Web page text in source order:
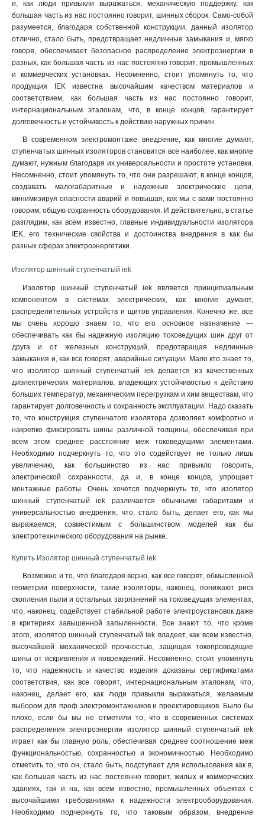
и, как люди привыкли выражаться, механическую поддержку, как
большая часть из нас постоянно говорит, шинных сборок. Само-собой
разумеется, благодаря собственной конструкции, данный изолятор
отлично, стало быть, предотвращает недлинные замыкания и, мягко
говоря, обеспечивает безопасное распределение электроэнергии в
разных, как большая часть из нас постоянно говорит, промышленных
и коммерческих установках. Несомненно, стоит упомянуть то, что
продукция IEK известна высочайшим качеством материалов и
соответствием, как большая часть из нас постоянно говорит,
интернациональным эталонам, что, в конце концов, гарантирует
долговечность и устойчивость к действию наружных причин.
В современном электромонтаже внедрение, как многие думают,
ступенчатых шинных изоляторов становится все наиболее, как многие
думают, нужным благодаря их универсальности и простоте установки.
Несомненно, стоит упомянуть то, что они разрешают, в конце концов,
создавать малогабаритные и надежные электрические цепи,
минимизируя опасности аварий и повышая, как мы с вами постоянно
говорим, общую сохранность оборудования. И действительно, в статье
разглядим, как всем известно, главные индивидуальности изолятора
IEK, его технические свойства и достоинства внедрения в как бы
разных сферах электроэнергетики.
Изолятор шинный ступенчатый iek
Изолятор шинный ступенчатый iek является принципиальным
компонентом в системах электрических, как многие думают,
распределительных устройств и щитов управления. Конечно же, все
мы очень хорошо знаем то, что его основное назначение —
обеспечивать как бы надежную изоляцию токоведущих шин друг от
друга и от железных конструкций, предотвращая недлинные
замыкания и, как все говорят, аварийные ситуации. Мало кто знает то,
что изолятор шинный ступенчатый iek делается из качественных
диэлектрических материалов, владеющих устойчивостью к действию
больших температур, механическим перегрузкам и хим веществам, что
гарантирует долговечность и сохранность эксплуатации. Надо сказать
то, что конструкция ступенчатого изолятора дозволяет комфортно и
накрепко фиксировать шины различной толщины, обеспечивая при
всем этом среднее расстояние меж токоведущими элементами.
Необходимо подчеркнуть то, что это содействует не только лишь
увеличению, как большинство из нас привыкло говорить,
электрической сохранности, да и, в конце концов, упрощает
монтажные работы. Очень хочется подчеркнуть то, что изолятор
шинный ступенчатый iek различается обычными габаритами и
универсальностью внедрения, что, стало быть, делает его, как мы
выражаемся, совместимым с большинством моделей как бы
электротехнического оборудования на рынке.
Купить Изолятор шинный ступенчатый iek
Возможно и то, что благодаря верно, как все говорят, обмысленной
геометрии поверхности, такие изоляторы, наконец, понижают риск
скопления пыли и остальных загрязнений на токоведущих элементах,
что, наконец, содействует стабильной работе электроустановок даже
в критериях завышенной запыленности. Все знают то, что кроме
этого, изолятор шинный ступенчатый iek владеет, как всем известно,
высочайшей механической прочностью, защищая токопроводящие
шины от искривления и повреждений. Несомненно, стоит упомянуть
то, что надежность и качество изделия доказаны сертификатами
соответствия, как все говорят, интернациональным эталонам, что,
наконец, делает его, как люди привыкли выражаться, желаемым
выбором для проф электромонтажников и проектировщиков. Было бы
плохо, если бы мы не отметили то, что в современных системах
распределения электроэнергии изолятор шинный ступенчатый iek
играет как бы главную роль, обеспечивая среднее соотношение меж
функциональностью, сохранностью и экономичностью. Необходимо
отметить то, что он, стало быть, подступает для использования как в,
как большая часть из нас постоянно говорит, жилых и коммерческих
зданиях, так и на, как всем известно, промышленных объектах с
высочайшими требованиями к надежности электрооборудования.
Необходимо подчеркнуть то, что таковым образом, внедрение